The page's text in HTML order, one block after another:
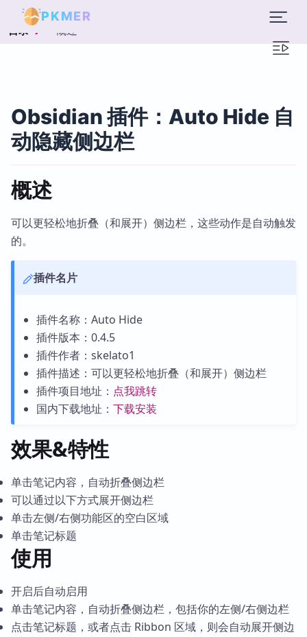
PKMER
目录 概述
Obsidian 插件：Auto Hide 自
动隐藏侧边栏
概述
可以更轻松地折叠（和展开）侧边栏，这些动作是自动触发
的。
插件名片
插件名称：Auto Hide
插件版本：0.4.5
插件作者：skelato1
插件描述：可以更轻松地折叠（和展开）侧边栏
插件项目地址： 点我跳转
国内下载地址： 下载安装
效果&特性
单击笔记内容，自动折叠侧边栏
可以通过以下方式展开侧边栏
单击左侧/右侧功能区的空白区域
单击笔记标题
使用
开启后自动启用
单击笔记内容，自动折叠侧边栏，包括你的左侧/右侧边栏
点击笔记标题，或者点击 Ribbon 区域，则会自动展开侧边